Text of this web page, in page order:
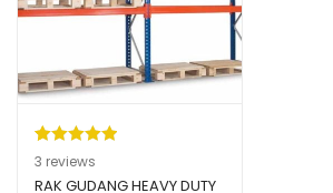
Peringkat
5.00 dari 5
3
3 reviews
RAK GUDANG HEAVY DUTY